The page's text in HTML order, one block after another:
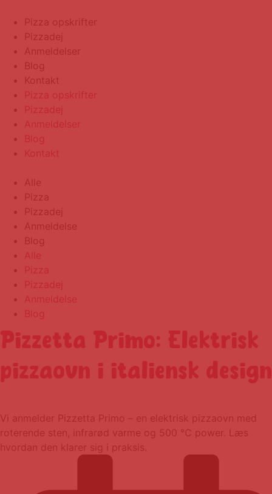
content
Pizza opskrifter
Pizzadej
Anmeldelser
Blog
Kontakt
Pizza opskrifter
Pizzadej
Anmeldelser
Blog
Kontakt
Alle
Pizza
Pizzadej
Anmeldelse
Blog
Alle
Pizza
Pizzadej
Anmeldelse
Blog
Pizzetta Primo: Elektrisk
pizzaovn i italiensk design
Vi anmelder Pizzetta Primo – en elektrisk pizzaovn med
roterende sten, infrarød varme og 500 °C power. Læs
hvordan den klarer sig i praksis.